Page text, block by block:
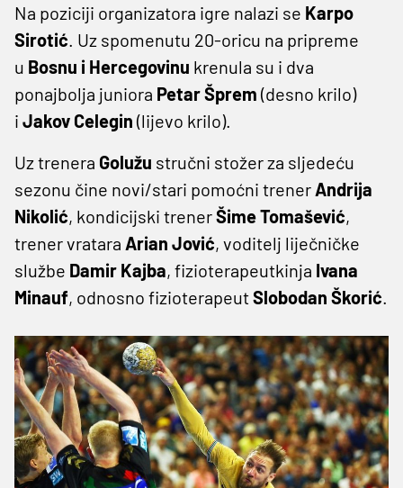
Na poziciji organizatora igre nalazi se Karpo
Sirotić. Uz spomenutu 20-oricu na pripreme
u Bosnu i Hercegovinu krenula su i dva
ponajbolja juniora Petar Šprem (desno krilo)
i Jakov Celegin (lijevo krilo).
Uz trenera Golužu stručni stožer za sljedeću
sezonu čine novi/stari pomoćni trener Andrija
Nikolić, kondicijski trenerŠime Tomašević,
trener vratara Arian Jović, voditelj liječničke
službe Damir Kajba, fizioterapeutkinja Ivana
Minauf, odnosno fizioterapeutSlobodan Škorić.